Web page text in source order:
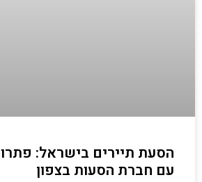
הסעת תיירים בישראל:
עם חברת הסעות בצפון